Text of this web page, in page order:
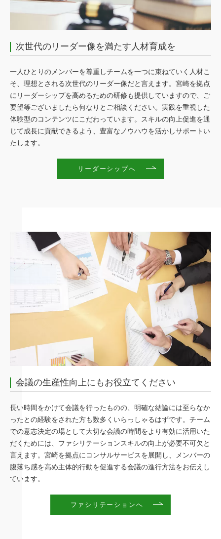
次世代のリーダー像を満たす人材育成を
一人ひとりのメンバーを尊重しチームを一つに束ねていく人材こ
そ、理想とされる次世代のリーダー像だと言えます。宮崎を拠点
にリーダーシップを高めるための研修も提供していますので、ご
要望等ございましたら何なりとご相談ください。実践を重視した
体験型のコンテンツにこだわっています。スキルの向上促進を通
じて成長に貢献できるよう、豊富なノウハウを活かしサポートい
たします。
リーダーシップへ
会議の生産性向上にもお役立てください
長い時間をかけて会議を行ったものの、明確な結論には至らなか
ったとの経験をされた方も数多くいらっしゃるはずです。チーム
での意志決定の場として大切な会議の時間をより有効に活用いた
だくためには、ファシリテーションスキルの向上が必要不可欠と
言えます。宮崎を拠点にコンサルサービスを展開し、メンバーの
腹落ち感を高め主体的行動を促進する会議の進行方法をお伝えし
ています。
ファシリテーションへ